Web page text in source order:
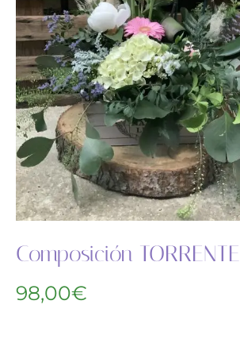
Composición TORRENTE
98,00€